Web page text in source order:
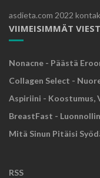
asdieta.com 2022
VIIMEISIMMÄT
Nonacne - Päästä
Collagen Select -
Aspiriini - Koostumus,
BreastFast -
Mitä Sinun Pitäisi
RSS